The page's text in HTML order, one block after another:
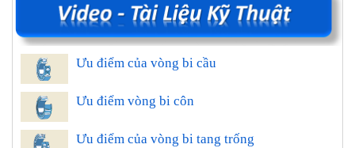
Ưu điểm của vòng bi cầu
Ưu điểm vòng bi côn
Ưu điểm của vòng bi tang trống